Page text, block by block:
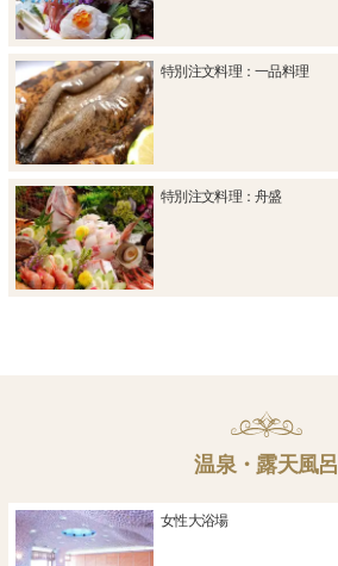
特別注文料理：一品料理
特別注文料理：舟盛
温泉・露天風呂
女性大浴場